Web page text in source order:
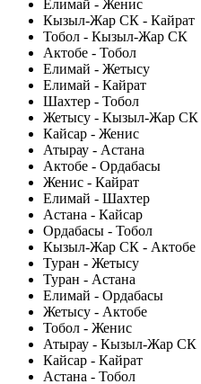
Елимай - Женис
Кызыл-Жар СК - Кайрат
Тобол - Кызыл-Жар СК
Актобе - Тобол
Елимай - Жетысу
Елимай - Кайрат
Шахтер - Тобол
Жетысу - Кызыл-Жар СК
Кайсар - Женис
Атырау - Астана
Актобе - Ордабасы
Женис - Кайрат
Елимай - Шахтер
Астана - Кайсар
Ордабасы - Тобол
Кызыл-Жар СК - Актобе
Туран - Жетысу
Туран - Астана
Елимай - Ордабасы
Жетысу - Актобе
Тобол - Женис
Атырау - Кызыл-Жар СК
Кайсар - Кайрат
Астана - Тобол